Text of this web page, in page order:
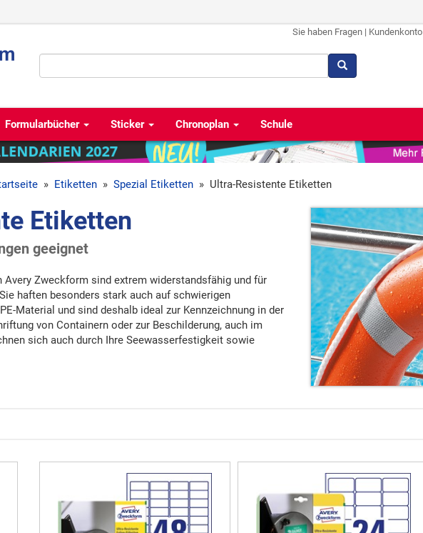
Sie haben Fragen | Kundenkonto
Formularbücher Sticker Chronoplan Schule
» Etiketten » Spezial Etiketten » Ultra-Resistente Etiketten
Etiketten
geeignet
Avery Zweckform sind extrem widerstandsfähig und für
haften besonders stark auch auf schwierigen
Material und sind deshalb ideal zur Kennzeichnung in der
von Containern oder zur Beschilderung, auch im
sich auch durch Ihre Seewasserfestigkeit sowie